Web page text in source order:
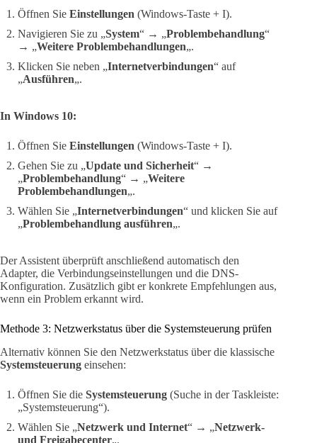
Öffnen Sie Einstellungen (Windows-Taste + I).
Navigieren Sie zu „System“ → „Problembehandlung“
→ „Weitere Problembehandlungen„.
Klicken Sie neben „Internetverbindungen“ auf
„Ausführen„.
In Windows 10:
Öffnen Sie Einstellungen (Windows-Taste + I).
Gehen Sie zu „Update und Sicherheit“ →
„Problembehandlung“ → „Weitere
Problembehandlungen„.
Wählen Sie „Internetverbindungen“ und klicken Sie auf
„Problembehandlung ausführen„.
Der Assistent überprüft anschließend automatisch den
Adapter, die Verbindungseinstellungen und die DNS-
Konfiguration. Zusätzlich gibt er konkrete Empfehlungen aus,
wenn ein Problem erkannt wird.
Methode 3: Netzwerkstatus über die Systemsteuerung prüfen
Alternativ können Sie den Netzwerkstatus über die klassische
Systemsteuerung einsehen:
Öffnen Sie die Systemsteuerung (Suche in der Taskleiste:
„Systemsteuerung“).
Wählen Sie „Netzwerk und Internet“ → „Netzwerk-
und Freigabecenter„.